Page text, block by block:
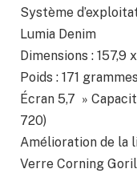
Système
Lumia Denim
Dimensions : 157,9
Poids : 171 grammes
Écran 5,7 »
720)
Amélioration de la
Verre Corning